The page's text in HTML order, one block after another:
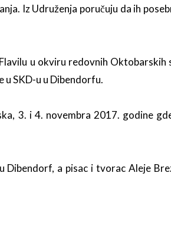
Iz Udruženja poručuju da ih
u okviru redovnih
u SKD-u u Dibendorfu.
3. i 4. novembra 2017. godine
a pisac i tvorac Aleje